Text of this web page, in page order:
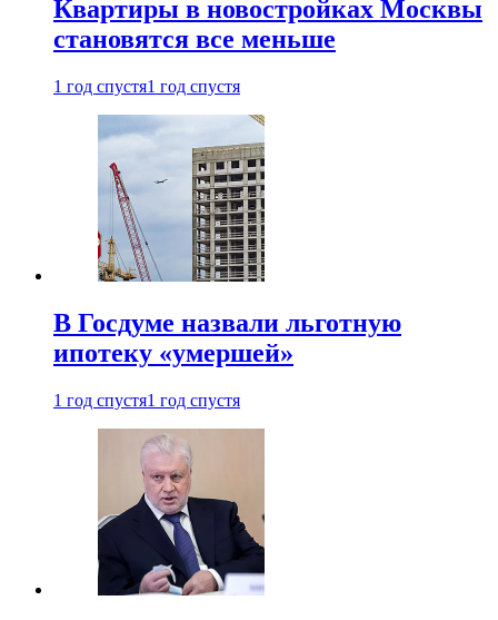
Квартиры в новостройках Москвы
становятся все меньше
1 год спустя1 год спустя
В Госдуме назвали льготную
ипотеку «умершей»
1 год спустя1 год спустя